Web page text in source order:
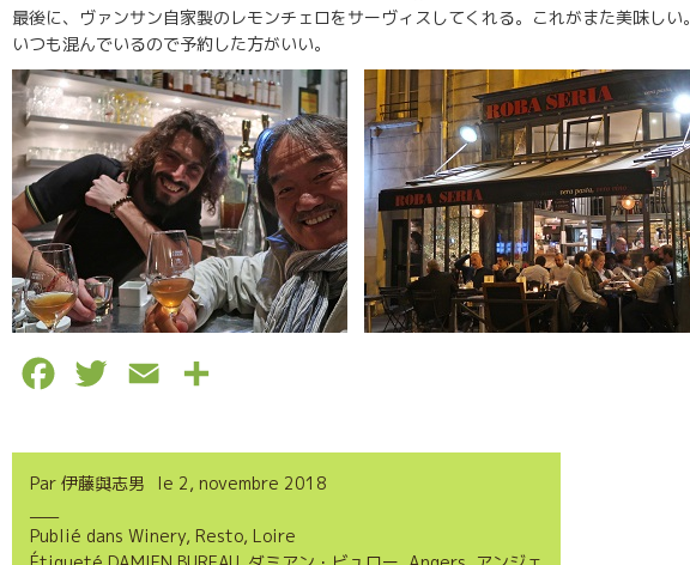
最後に、ヴァンサン自家製のレモンチェロをサーヴィスしてくれる。これがまた美味しい。
いつも混んでいるので予約した方がいい。
c
b
i
t
a
l
r
a
Par 伊藤與志男 le 2, novembre 2018
Publié dans Winery, Resto, Loire